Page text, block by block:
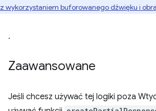
z wykorzystaniem buforowanego dźwięku i
.
Zaawansowane
Jeśli chcesz używać tej logiki poza